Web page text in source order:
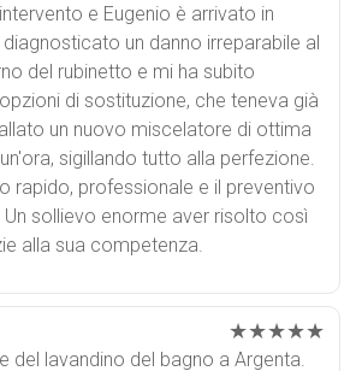
e Eugenio è arrivato in
un danno irreparabile al
del rubinetto e mi ha subito
di sostituzione, che teneva già
un nuovo miscelatore di ottima
sigillando tutto alla perfezione.
rapido, professionale e il preventivo
sollievo enorme aver risolto così
alla sua competenza.
★★★★★
del lavandino del bagno a Argenta.